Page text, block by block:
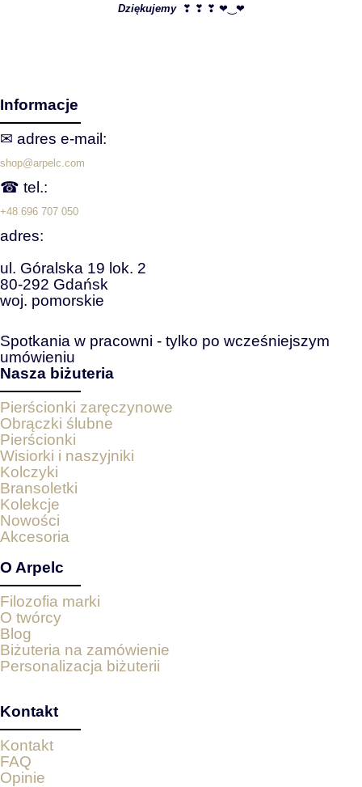
Dziękujemy ❣ ❣ ❣ ❤‿❤
Informacje
✉ adres e‑mail:
shop@arpelc.com
☎ tel.:
+48 696 707 050
adres:
ul. Góralska 19 lok. 2
80-292 Gdańsk
woj. pomorskie
Spotkania w pracowni - tylko po wcześniejszym
umówieniu
Nasza biżuteria
Pierścionki zaręczynowe
Obrączki ślubne
Pierścionki
Wisiorki i naszyjniki
Kolczyki
Bransoletki
Kolekcje
Nowości
Akcesoria
O Arpelc
Filozofia marki
O twórcy
Blog
Biżuteria na zamówienie
Personalizacja biżuterii
Kontakt
Kontakt
FAQ
Opinie